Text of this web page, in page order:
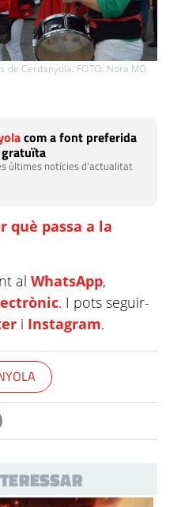
de Cerdanyola. FOTO: Nora MO
com a font preferida
gratuïta
últimes notícies d'actualitat
què passa a la
al WhatsApp,
. I pots seguir-
i Instagram.